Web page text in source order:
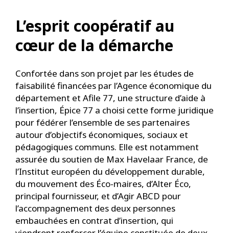
L’esprit coopératif au
cœur de la démarche
Confortée dans son projet par les études de
faisabilité financées par l’Agence économique du
département et Afile 77, une structure d’aide à
l’insertion, Épice 77 a choisi cette forme juridique
pour fédérer l’ensemble de ses partenaires
autour d’objectifs économiques, sociaux et
pédagogiques communs. Elle est notamment
assurée du soutien de Max Havelaar France, de
l’Institut européen du développement durable,
du mouvement des Éco-maires, d’Alter Éco,
principal fournisseur, et d’Agir ABCD pour
l’accompagnement des deux personnes
embauchées en contrat d’insertion, qui